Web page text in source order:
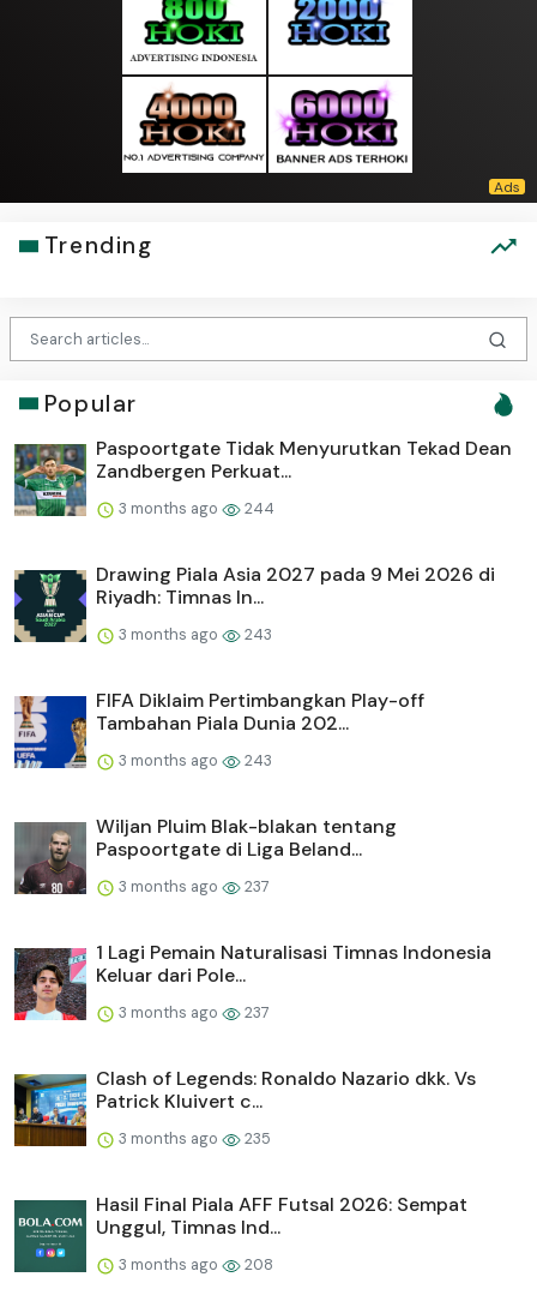
Trending
Popular
Paspoortgate Tidak Menyurutkan Tekad Dean
Zandbergen Perkuat...
3 months ago 244
Drawing Piala Asia 2027 pada 9 Mei 2026 di
Riyadh: Timnas In...
3 months ago 243
FIFA Diklaim Pertimbangkan Play-off
Tambahan Piala Dunia 202...
3 months ago 243
Wiljan Pluim Blak-blakan tentang
Paspoortgate di Liga Beland...
3 months ago 237
1 Lagi Pemain Naturalisasi Timnas Indonesia
Keluar dari Pole...
3 months ago 237
Clash of Legends: Ronaldo Nazario dkk. Vs
Patrick Kluivert c...
3 months ago 235
Hasil Final Piala AFF Futsal 2026: Sempat
Unggul, Timnas Ind...
3 months ago 208